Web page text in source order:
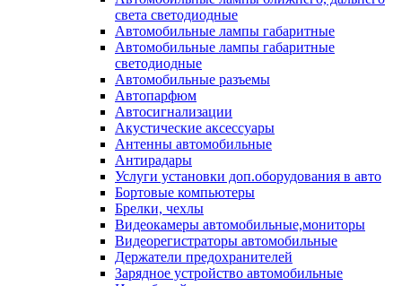
света светодиодные
Автомобильные лампы габаритные
Автомобильные лампы габаритные
светодиодные
Автомобильные разъемы
Автопарфюм
Автосигнализации
Акустические аксессуары
Антенны автомобильные
Антирадары
Услуги установки доп.оборудования в авто
Бортовые компьютеры
Брелки, чехлы
Видеокамеры автомобильные,мониторы
Видеорегистраторы автомобильные
Держатели предохранителей
Зарядное устройство автомобильные